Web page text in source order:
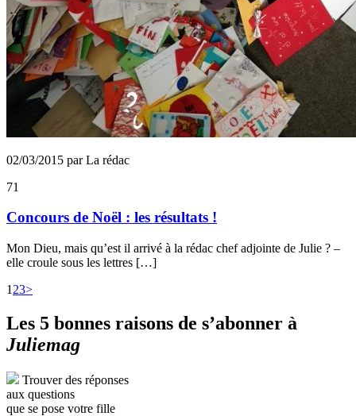
02/03/2015 par La rédac
71
Concours de Noël : les résultats !
Mon Dieu, mais qu’est il arrivé à la rédac chef adjointe de Julie ? –
elle croule sous les lettres […]
1 23>
Les 5 bonnes raisons de s’abonner à
Juliemag
Trouver des réponses
aux questions
que se pose votre fille